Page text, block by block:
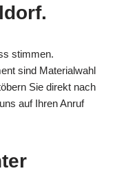
stimmen.
sind Materialwahl
Sie direkt nach
auf Ihren Anruf